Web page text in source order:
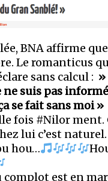
BNA affirme
Le romanticus
sans calcul : »
suis pas
se fait sans moi »
fois #Nilor ment.
lui c’est naturel.
hou…
complot est en